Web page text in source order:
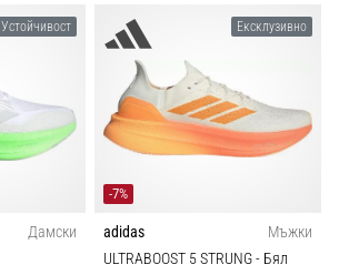
Устойчивост
Дамски
Ексклузивно
-7%
adidas
Мъжки
ULTRABOOST 5 STRUNG- Бял